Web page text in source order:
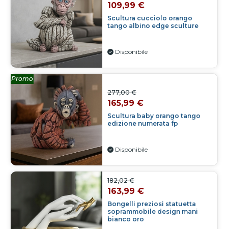
Scultura cucciolo orango
tango albino edge sculture
109,99 €
Disponibile
Scultura baby orango tango
edizione numerata fp
277,00 €
165,99 €
Disponibile
Promo
Bongelli preziosi statuetta
soprammobile design mani
bianco oro
182,02 €
163,99 €